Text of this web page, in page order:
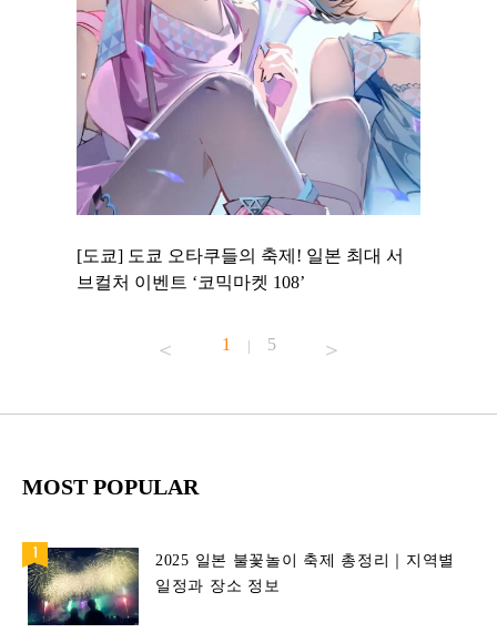
[도쿄] 도쿄 오타쿠들의 축제! 일본 최대 서
브컬처 이벤트 ‘코믹마켓 108’
1 | 5
MOST POPULAR
2025 일본 불꽃놀이 축제 총정리｜지역별
일정과 장소 정보